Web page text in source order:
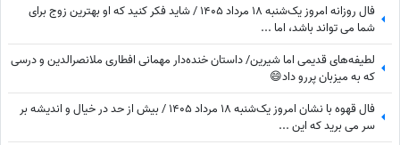
فال روزانه امروز یک‌شنبه 18 مرداد 1405 / شاید فکر کنید که او بهترین زوج برای
شما می تواند باشد، اما ...
لطیفه‌های قدیمی اما شیرین/ داستان خنده‌دار مهمانی افطاری ملانصرالدین و درسی
که به میزبان پررو داد😄
فال قهوه با نشان امروز یک‌شنبه 18 مرداد 1405 / بیش از حد در خیال و اندیشه بر
سر می برید که این ...